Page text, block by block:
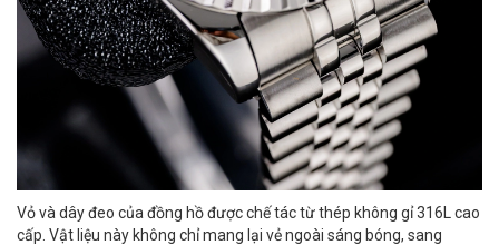
Vỏ và dây đeo của đồng hồ được chế tác từ thép không gỉ 316L cao
cấp. Vật liệu này không chỉ mang lại vẻ ngoài sáng bóng, sang